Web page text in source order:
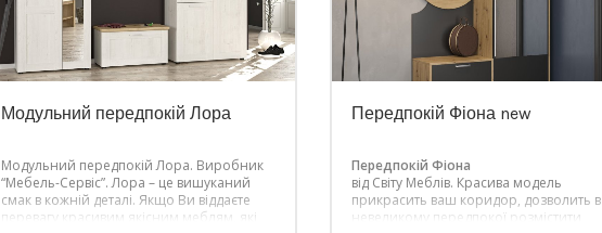
Модульний передпокій Лора
Модульний передпокій Лора. Виробник
“Мебель-Сервіс”. Лора – це вишуканий
смак в кожній деталі. Якщо Ви віддаєте
перевагу красивим якісним меблям, які
Передпокій Фіона new
Передпокій Фіона
від Світу Меблів. Красива модель
прикрасить ваш коридор, дозволить в
невеликому передпокої розмістити